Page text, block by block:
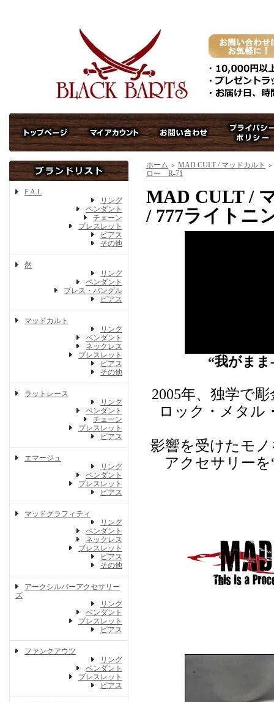
F.A.L
リング
ペンダント
チェーン
ブレスレット
ピアス
その他
然
リング
ペンダント
ブレス・バングル
ピアス
マッドカルト
リング
ペンダント
ネックレス
ブレスレット
ピアス
その他
ラットレース
リング
ペンダント
チェーン
ブレスレット
ピアス
エマージュ
リング
ペンダント
ブレスレット
ピアス
マッドグラフィティ
リング
ペンダント
ネックレス
ブレスレット
ピアス
その他
アークシルバーアクセサリー
ズ
リング
ペンダント
ブレスレット
ピアス
ファンクアウツ
リング
ペンダント
ブレスレット
ピアス
ホーム ＞ MAD CULT / マッドカルト ＞
ロー R-71
MAD CULT /
/ 777ライトニ
“我がま
2005年、独学で
ロック・メタル
影響を受けたモ
アクセサリー